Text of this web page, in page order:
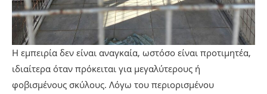
Η εμπειρία δεν είναι αναγκαία, ωστόσο είναι προτιμητέα,
ιδιαίτερα όταν πρόκειται για μεγαλύτερους ή
φοβισμένους σκύλους. Λόγω του περιορισμένου